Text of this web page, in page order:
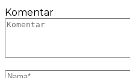
Komentar